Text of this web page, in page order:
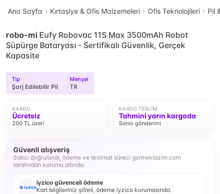
Ana Sayfa Kırtasiye & Ofis Malzemeleri Ofis Teknolojileri Pil
robo-mi Eufy Robovac 11S Max 3500mAh Robot
Süpürge Bataryası - Sertifikalı Güvenlik, Gerçek
Kapasite
Tip
Şarj Edilebilir Pil
Menşei
TR
KARGO
Ücretsiz
200 TL üzeri
KARGO TESLIM
Tahmini yarın kargoda
Satıcı gönderimi
Güvenli alışveriş
Satıcı doğrulandı, ödeme ve teslimat süreci gormeklazim.com
tarafından koruma altında.
iyzico güvenceli ödeme
Kart bilgileriniz şifreli, ödeme iyzico korumasında.